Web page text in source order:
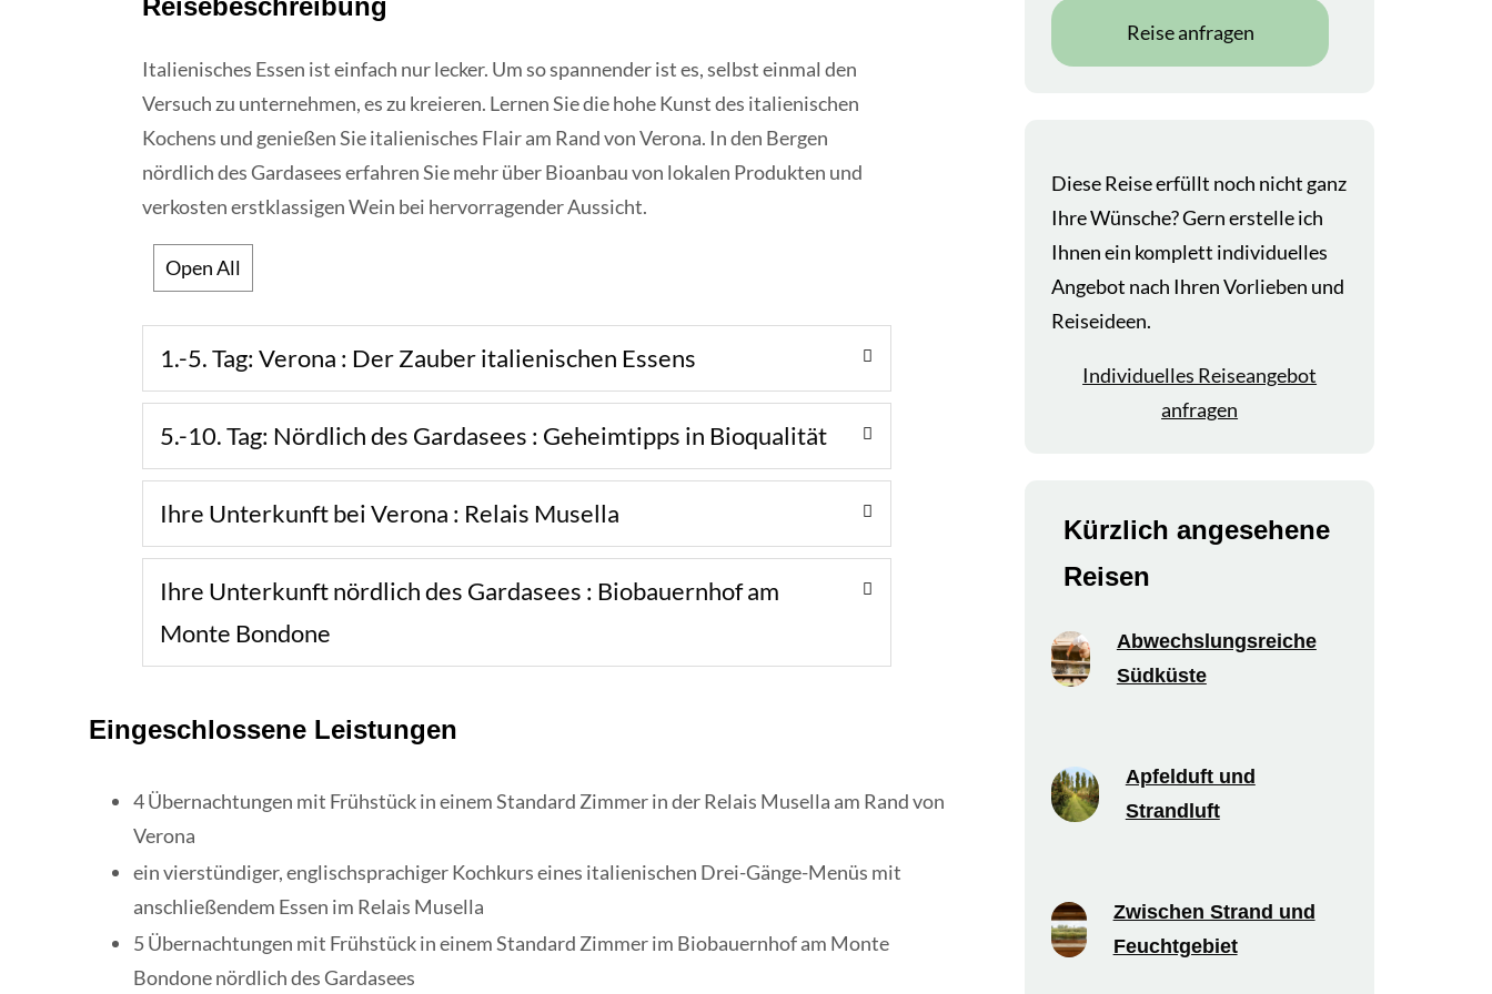
Italienisches Essen ist einfach nur lecker. Um so spannender ist es, selbst einmal den
Versuch zu unternehmen, es zu kreieren. Lernen Sie die hohe Kunst des italienischen
Kochens und genießen Sie italienisches Flair am Rand von Verona. In den Bergen
nördlich des Gardasees erfahren Sie mehr über Bioanbau von lokalen Produkten und
verkosten erstklassigen Wein bei hervorragender Aussicht.
Open All
1.-5. Tag: Verona : Der Zauber italienischen Essens
5.-10. Tag: Nördlich des Gardasees : Geheimtipps in Bioqualität
Ihre Unterkunft bei Verona : Relais Musella
Ihre Unterkunft nördlich des Gardasees : Biobauernhof am
Monte Bondone
Eingeschlossene Leistungen
4 Übernachtungen mit Frühstück in einem Standard Zimmer in der Relais Musella am Rand von
Verona
ein vierstündiger, englischsprachiger Kochkurs eines italienischen Drei-Gänge-Menüs mit
anschließendem Essen im Relais Musella
5 Übernachtungen mit Frühstück in einem Standard Zimmer im Biobauernhof am Monte
Bondone nördlich des Gardasees
Reise anfragen
Diese Reise erfüllt noch nicht ganz
Ihre Wünsche? Gern erstelle ich
Ihnen ein komplett individuelles
Angebot nach Ihren Vorlieben und
Reiseideen.
Individuelles Reiseangebot
anfragen
Kürzlich angesehene
Reisen
Abwechslungsreiche
Südküste
Apfelduft und
Strandluft
Zwischen Strand und
Feuchtgebiet